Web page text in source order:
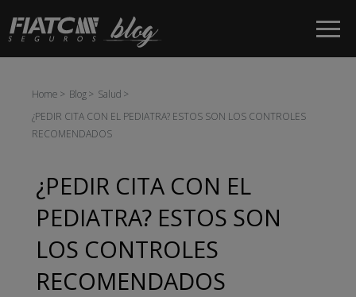
Saltar al contenido principal
Home Blog
Salud
¿PEDIR CITA CON EL PEDIATRA? ESTOS SON LOS CONTROLES
RECOMENDADOS
¿PEDIR CITA CON EL
PEDIATRA? ESTOS SON
LOS CONTROLES
RECOMENDADOS